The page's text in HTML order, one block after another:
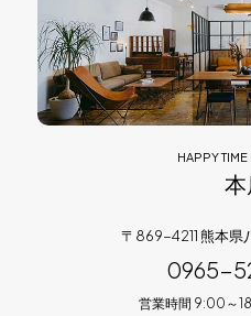
HAPPY
〒869-4211 熊本県
0965-
営業時間 9:00～